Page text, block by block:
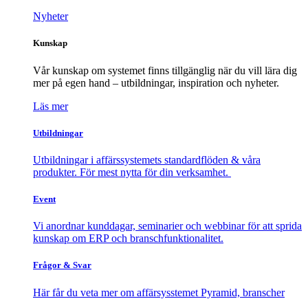
Nyheter
Kunskap
Vår kunskap om systemet finns tillgänglig när du vill lära dig
mer på egen hand – utbildningar, inspiration och nyheter.
Läs mer
Utbildningar
Utbildningar i affärssystemets standardflöden & våra
produkter. För mest nytta för din verksamhet.
Event
Vi anordnar kunddagar, seminarier och webbinar för att sprida
kunskap om ERP och branschfunktionalitet.
Frågor & Svar
Här får du veta mer om affärsysstemet Pyramid, branscher